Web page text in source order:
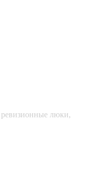
ревизионные люки,